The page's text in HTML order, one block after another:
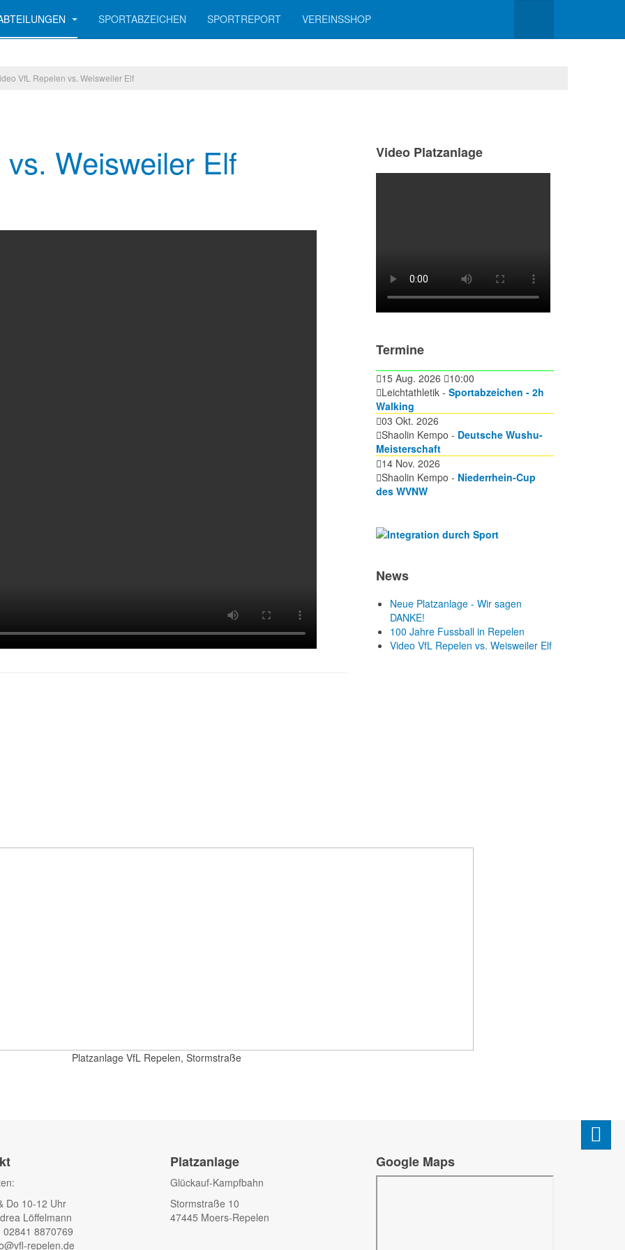
SPORTABZEICHEN SPORTREPORT VEREINSSHOP
VfL Repelen vs. Weisweiler Elf
Weisweiler Elf Video Platzanlage
Termine
15 Aug. 2026
10:00
Leichtathletik - Sportabzeichen - 2h
Walking
03 Okt. 2026
Shaolin Kempo - Deutsche Wushu-
Meisterschaft
14 Nov. 2026
Shaolin Kempo - Niederrhein-Cup
des WVNW
News
Neue Platzanlage - Wir sagen
DANKE!
100 Jahre Fussball in Repelen
Video VfL Repelen vs. Weisweiler Elf
Platzanlage VfL Repelen, Stormstraße
Do 10-12 Uhr
Löffelmann
02841 8870769
repelen.de
Platzanlage
Glückauf-Kampfbahn
Stormstraße 10
47445 Moers-Repelen
Google Maps